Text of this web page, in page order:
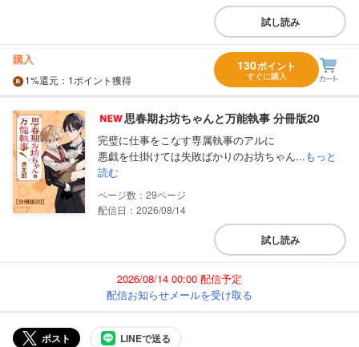
試し読み
購入
1%還元 ：1ポイント獲得
130ポイント
すぐに購入
思春期お坊ちゃんと万能執事 分冊版20
完璧に仕事をこなす専属執事のアルに
悪戯を仕掛けては失敗ばかりのお坊ちゃん...もっと
読む
29
配信日：2026/08/14
試し読み
2026/08/14 00:00 配信予定
配信お知らせメールを受け取る
ポスト LINEで送る